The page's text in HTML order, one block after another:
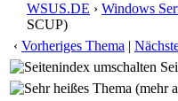
WSUS.DE › Windows
SCUP)
‹ Vorheriges Thema |